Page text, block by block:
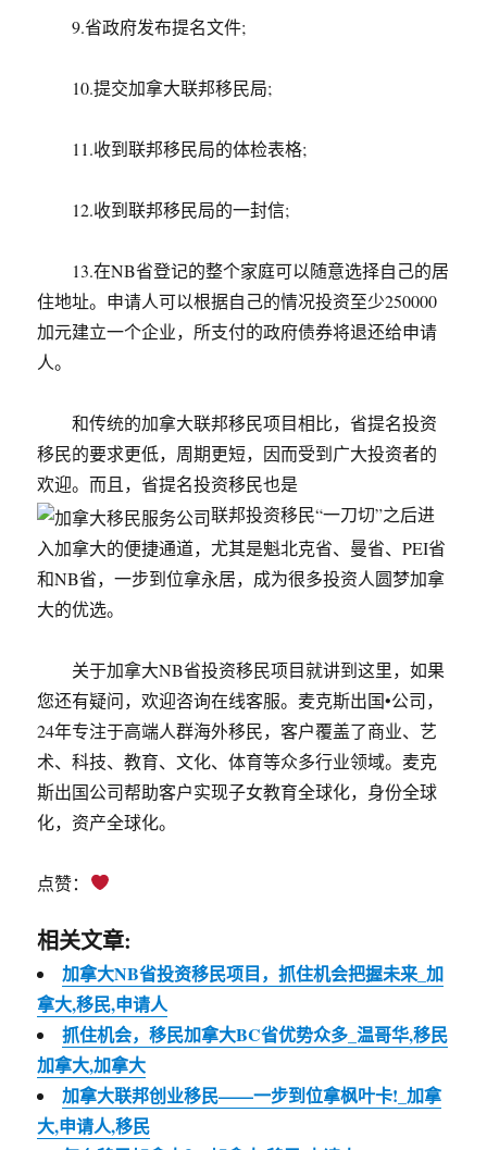
9.省政府发布提名文件;
10.提交加拿大联邦移民局;
11.收到联邦移民局的体检表格;
12.收到联邦移民局的一封信;
13.在NB省登记的整个家庭可以随意选择自己的居
住地址。申请人可以根据自己的情况投资至少250000
加元建立一个企业，所支付的政府债券将退还给申请
人。
和传统的加拿大联邦移民项目相比，省提名投资
移民的要求更低，周期更短，因而受到广大投资者的
欢迎。而且，省提名投资移民也是
联邦投资移民“一刀切”之后进
入加拿大的便捷通道，尤其是魁北克省、曼省、PEI省
和NB省，一步到位拿永居，成为很多投资人圆梦加拿
大的优选。
关于加拿大NB省投资移民项目就讲到这里，如果
您还有疑问，欢迎咨询在线客服。麦克斯出国•公司，
24年专注于高端人群海外移民，客户覆盖了商业、艺
术、科技、教育、文化、体育等众多行业领域。麦克
斯出国公司帮助客户实现子女教育全球化，身份全球
化，资产全球化。
点赞：
相关文章:
加拿大NB省投资移民项目，抓住机会把握未来_加
拿大,移民,申请人
抓住机会，移民加拿大BC省优势众多_温哥华,移民
加拿大,加拿大
加拿大联邦创业移民——一步到位拿枫叶卡!_加拿
大,申请人,移民